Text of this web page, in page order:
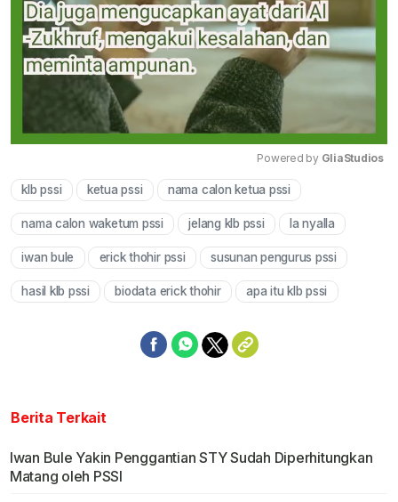
Powered by GliaStudios
klb pssi ketua pssi nama calon ketua pssi
nama calon waketum pssi jelang klb pssi la nyalla
iwan bule erick thohir pssi susunan pengurus pssi
hasil klb pssi biodata erick thohir apa itu klb pssi
Berita Terkait
Iwan Bule Yakin Penggantian STY Sudah Diperhitungkan
Matang oleh PSSI